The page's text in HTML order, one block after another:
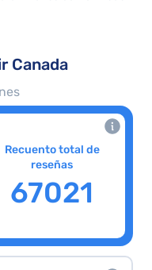
Canada
Recuento total de
reseñas
67021